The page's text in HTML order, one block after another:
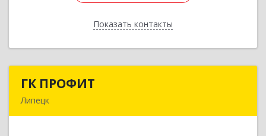
Показать контакты
Назад
ГК ПРОФИТ
Липецк